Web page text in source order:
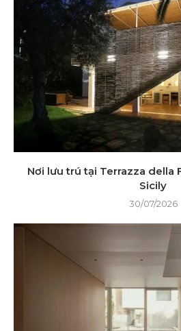
Nơi lưu trú tại Terrazza della
Sicily
30/07/2026